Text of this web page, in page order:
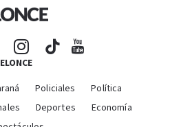
ELONCE
Policiales
Política
Deportes
Economía